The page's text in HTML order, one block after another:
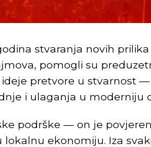
stvaranja novih prilika
pomogli su
pretvore u stvarnost
i ulaganja u moderniju
podrške — on je
ekonomiju. Iza